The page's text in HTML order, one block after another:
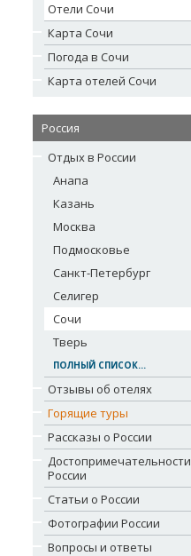
Отели Сочи
Карта Сочи
Погода в Сочи
Карта отелей Сочи
Россия
Отдых в России
Анапа
Казань
Москва
Подмосковье
Санкт-Петербург
Селигер
Сочи
Тверь
ПОЛНЫЙ СПИСОК...
Отзывы об отелях
Горящие туры
Рассказы о России
Достопримечательности
России
Статьи о России
Фотографии России
Вопросы и ответы